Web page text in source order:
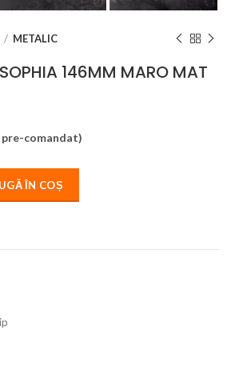
METALIC
146MM MARO MAT
comandat)
ÎN COȘ